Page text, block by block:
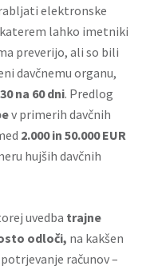
elektronske
katerem lahko imetniki
preverijo, ali so bili
davčnemu organu,
na 60 dni. Predlog
v primerih davčnih
2.000 in 50.000 EUR
hujših davčnih
uvedba trajne
odloči, na kakšen
računov –